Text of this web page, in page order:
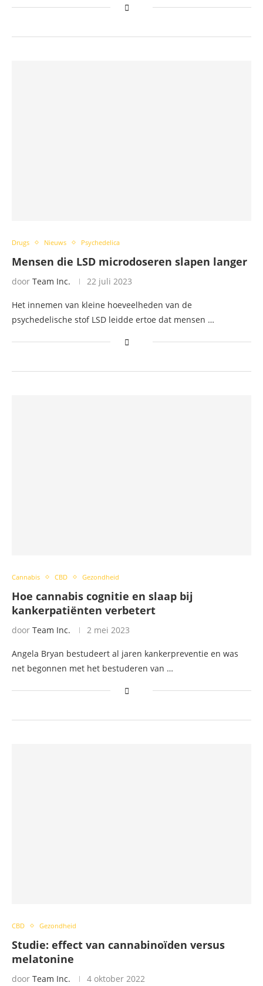
Drugs Nieuws Psychedelica
Mensen die LSD microdoseren slapen langer
door Team Inc. 22 juli 2023
Het innemen van kleine hoeveelheden van de
psychedelische stof LSD leidde ertoe dat mensen …
Cannabis CBD Gezondheid
Hoe cannabis cognitie en slaap bij
kankerpatiënten verbetert
door Team Inc. 2 mei 2023
Angela Bryan bestudeert al jaren kankerpreventie en was
net begonnen met het bestuderen van …
CBD Gezondheid
Studie: effect van cannabinoïden versus
melatonine
door Team Inc. 4 oktober 2022